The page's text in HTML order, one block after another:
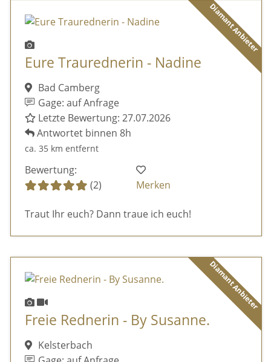
Diamant Anbieter
Eure Traurednerin - Nadine
Bad Camberg
Gage: auf Anfrage
Letzte Bewertung: 27.07.2026
Antwortet binnen 8h
ca. 35 km entfernt
Bewertung:
(2)
Merken
Traut Ihr euch? Dann traue ich euch!
Diamant Anbieter
Freie Rednerin - By Susanne.
Kelsterbach